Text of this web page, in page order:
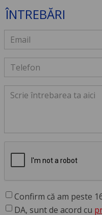
ÎNTREBĂRI
Confirm că am peste
DA, sunt de acord cu